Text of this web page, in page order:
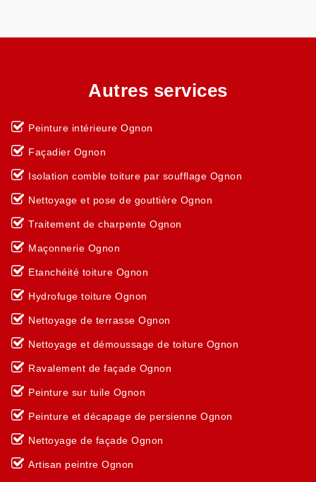
Autres services
Peinture intérieure Ognon
Façadier Ognon
Isolation comble toiture par soufflage Ognon
Nettoyage et pose de gouttière Ognon
Traitement de charpente Ognon
Maçonnerie Ognon
Etanchéité toiture Ognon
Hydrofuge toiture Ognon
Nettoyage de terrasse Ognon
Nettoyage et démoussage de toiture Ognon
Ravalement de façade Ognon
Peinture sur tuile Ognon
Peinture et décapage de persienne Ognon
Nettoyage de façade Ognon
Artisan peintre Ognon